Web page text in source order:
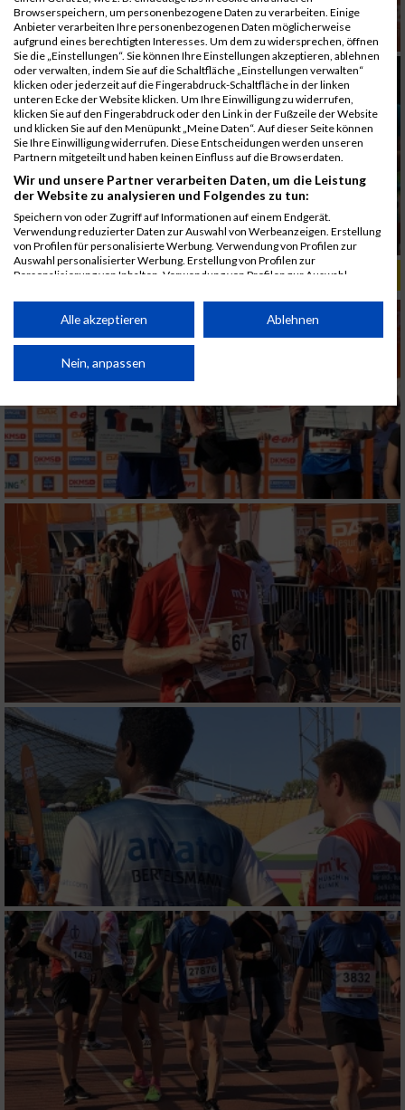
ALBUM B2RUN MÜNCHEN, B2RUN / 16.07.2019
Browserspeichern, um personenbezogene Daten zu verarbeiten. Einige
Anbieter verarbeiten Ihre personenbezogenen Daten möglicherweise
aufgrund eines berechtigten Interesses. Um dem zu widersprechen, öffnen
Sie die „Einstellungen“. Sie können Ihre Einstellungen akzeptieren, ablehnen
oder verwalten, indem Sie auf die Schaltfläche „Einstellungen verwalten“
klicken oder jederzeit auf die Fingerabdruck-Schaltfläche in der linken
unteren Ecke der Website klicken. Um Ihre Einwilligung zu widerrufen,
klicken Sie auf den Fingerabdruck oder den Link in der Fußzeile der Website
und klicken Sie auf den Menüpunkt „Meine Daten“. Auf dieser Seite können
Sie Ihre Einwilligung widerrufen. Diese Entscheidungen werden unseren
Partnern mitgeteilt und haben keinen Einfluss auf die Browserdaten.
Wir und unsere Partner verarbeiten Daten, um die Leistung
der Website zu analysieren und Folgendes zu tun:
Speichern von oder Zugriff auf Informationen auf einem Endgerät.
Verwendung reduzierter Daten zur Auswahl von Werbeanzeigen. Erstellung
von Profilen für personalisierte Werbung. Verwendung von Profilen zur
Auswahl personalisierter Werbung. Erstellung von Profilen zur
Personalisierung von Inhalten. Verwendung von Profilen zur Auswahl
Performance von Inhalten. Analyse von Zielgruppen durch Statistiken oder
Kombinationen von Daten aus verschiedenen Quellen. Entwicklung und
von Inhalten.
Daten können außerhalb der Europäischen Union weitergegeben und in die
Website/App.
Partnerliste anzeigen (1 IAB-Anbieter)
Wir nutzen Ihre Daten für folgende Zwecke:
IAB-Verarbeitungszwecke:
Speichern von oder Zugriff auf Informationen
auf einem Endgerät
Verwendung reduzierter Daten zur Auswahl
von Werbeanzeigen
Erstellung von Profilen für personalisierte
Werbung
Verwendung von Profilen zur Auswahl
personalisierter Werbung
Erstellung von Profilen zur Personalisierung
von Inhalten
Verwendung von Profilen zur Auswahl
personalisierter Inhalte
Messung der Werbeleistung
Messung der Performance von Inhalten
Analyse von Zielgruppen durch Statistiken
oder Kombinationen von Daten aus
verschiedenen Quellen
Entwicklung und Verbesserung der Angebote
Verwendung reduzierter Daten zur Auswahl
von Inhalten
Alle akzeptieren Ablehnen
Nein, anpassen